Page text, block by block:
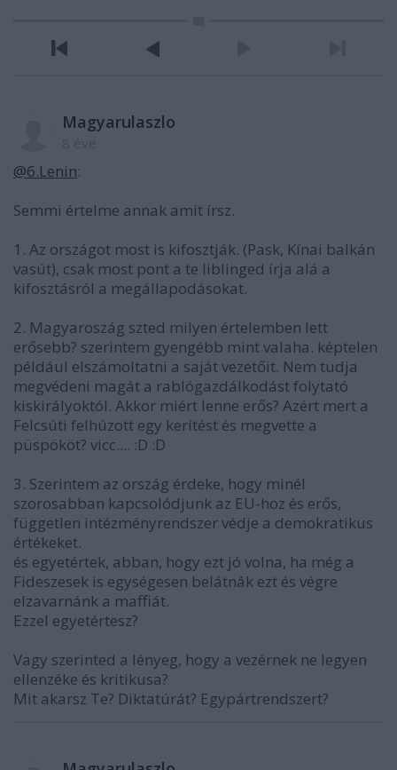
Magyarulaszlo
@6.Lenin:
Semmi értelme annak amit írsz.
1. Az országot most is kifosztják. (Pask, Kínai balkán
vasút), csak most pont a te liblinged írja alá a
kifosztásról a megállapodásokat.
2. Magyaroszág szted milyen értelemben lett
erősebb? szerintem gyengébb mint valaha. képtelen
például elszámoltatni a saját vezetőit. Nem tudja
megvédeni magát a rablógazdálkodást folytató
kiskirályoktól. Akkor miért lenne erős? Azért mert a
Felcsúti felhúzott egy kerítést és megvette a
püspököt? vicc.... :D :D
3. Szerintem az ország érdeke, hogy minél
szorosabban kapcsolódjunk az EU-hoz és erős,
független intézményrendszer védje a demokratikus
értékeket.
és egyetértek, abban, hogy ezt jó volna, ha még a
Fideszesek is egységesen belátnák ezt és végre
elzavarnánk a maffiát.
Ezzel egyetértesz?
Vagy szerinted a lényeg, hogy a vezérnek ne legyen
ellenzéke és kritikusa?
Mit akarsz Te? Diktatúrát? Egypártrendszert?